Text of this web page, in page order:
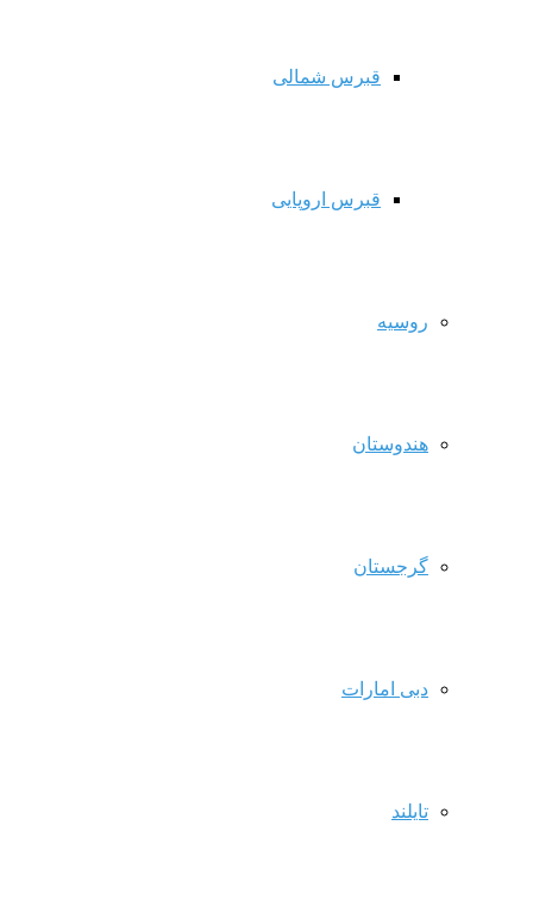
قبرس شمالی
قبرس اروپایی
روسیه
هندوستان
گرجستان
دبی امارات
تایلند